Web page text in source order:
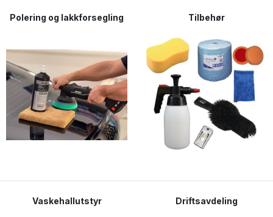
Polering og lakkforsegling Tilbehør
Vaskehallutstyr Driftsavdeling